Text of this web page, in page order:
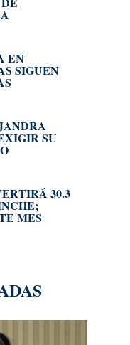
EN
SIGUEN
SU
30.3
MES